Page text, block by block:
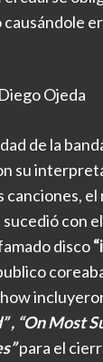
Diego Ojeda
de la
su
el
con
disco
, “On Most
para el